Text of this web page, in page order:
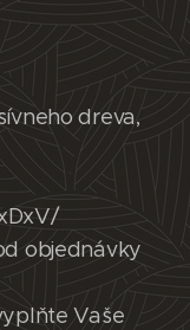
dreva,
objednávky
Vaše